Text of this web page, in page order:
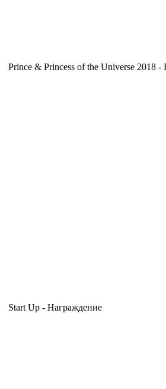
Prince & Princess of the Universe 2018 -
Start Up - Награждение